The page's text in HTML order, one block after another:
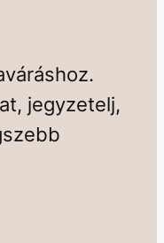
jegyzetelj,